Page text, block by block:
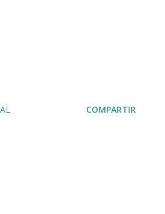
COMPARTIR